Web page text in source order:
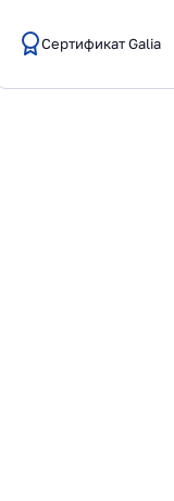
Сертификат Galia